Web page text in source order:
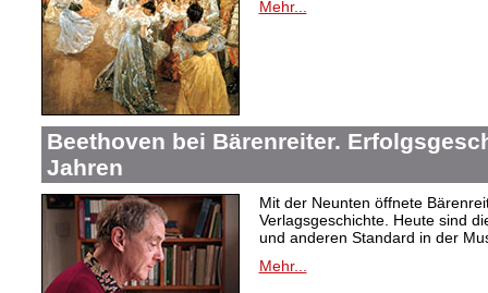
Mehr...
Beethoven bei Bärenreiter.
Jahren
Mit der Neunten öffnete
Verlagsgeschichte. Heute sind
und anderen Standard in der
Mehr...